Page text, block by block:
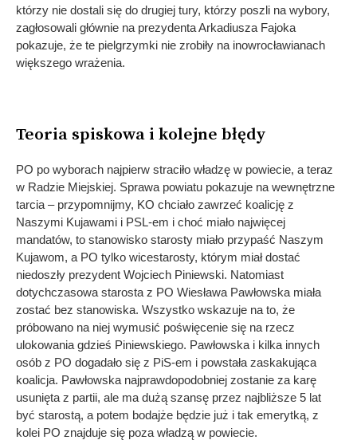
którzy nie dostali się do drugiej tury, którzy poszli na wybory,
zagłosowali głównie na prezydenta Arkadiusza Fajoka
pokazuje, że te pielgrzymki nie zrobiły na inowrocławianach
większego wrażenia.
Teoria spiskowa i kolejne błędy
PO po wyborach najpierw straciło władzę w powiecie, a teraz
w Radzie Miejskiej. Sprawa powiatu pokazuje na wewnętrzne
tarcia – przypomnijmy, KO chciało zawrzeć koalicję z
Naszymi Kujawami i PSL-em i choć miało najwięcej
mandatów, to stanowisko starosty miało przypaść Naszym
Kujawom, a PO tylko wicestarosty, którym miał dostać
niedoszły prezydent Wojciech Piniewski. Natomiast
dotychczasowa starosta z PO Wiesława Pawłowska miała
zostać bez stanowiska. Wszystko wskazuje na to, że
próbowano na niej wymusić poświęcenie się na rzecz
ulokowania gdzieś Piniewskiego. Pawłowska i kilka innych
osób z PO dogadało się z PiS-em i powstała zaskakująca
koalicja. Pawłowska najprawdopodobniej zostanie za karę
usunięta z partii, ale ma dużą szansę przez najbliższe 5 lat
być starostą, a potem bodajże będzie już i tak emerytką, z
kolei PO znajduje się poza władzą w powiecie.